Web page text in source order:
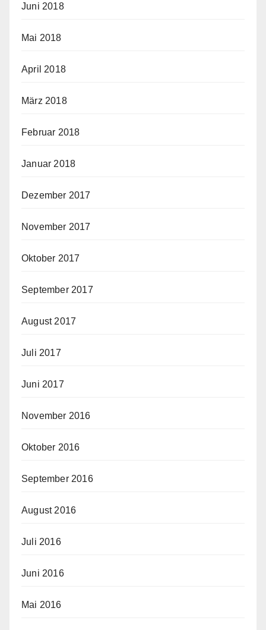
Juni 2018
Mai 2018
April 2018
März 2018
Februar 2018
Januar 2018
Dezember 2017
November 2017
Oktober 2017
September 2017
August 2017
Juli 2017
Juni 2017
November 2016
Oktober 2016
September 2016
August 2016
Juli 2016
Juni 2016
Mai 2016